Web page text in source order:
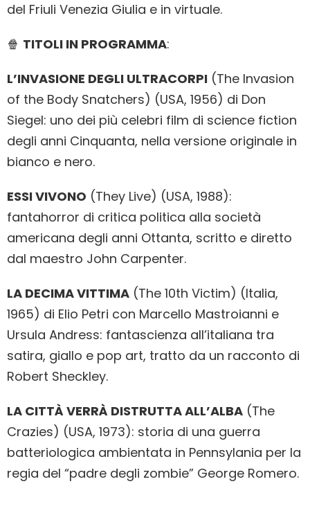
del Friuli Venezia Giulia e in virtuale.
🍿 TITOLI IN PROGRAMMA:
L’INVASIONE DEGLI ULTRACORPI (The Invasion
of the Body Snatchers) (USA, 1956) di Don
Siegel: uno dei più celebri film di science fiction
degli anni Cinquanta, nella versione originale in
bianco e nero.
ESSI VIVONO (They Live) (USA, 1988):
fantahorror di critica politica alla società
americana degli anni Ottanta, scritto e diretto
dal maestro John Carpenter.
LA DECIMA VITTIMA (The 10th Victim) (Italia,
1965) di Elio Petri con Marcello Mastroianni e
Ursula Andress: fantascienza all’italiana tra
satira, giallo e pop art, tratto da un racconto di
Robert Sheckley.
LA CITTÀ VERRÀ DISTRUTTA ALL’ALBA (The
Crazies) (USA, 1973): storia di una guerra
batteriologica ambientata in Pennsylania per la
regia del “padre degli zombie” George Romero.